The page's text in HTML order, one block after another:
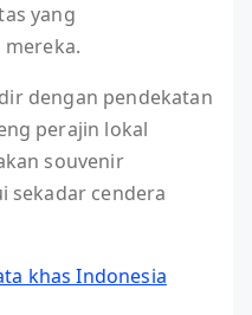
yang
dengan pendekatan
perajin lokal
souvenir
sekadar cendera
khas Indonesia